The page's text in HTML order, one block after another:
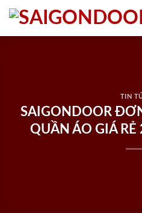
Skip
content
TIN
SAIGONDOOR
QUẦN ÁO GIÁ